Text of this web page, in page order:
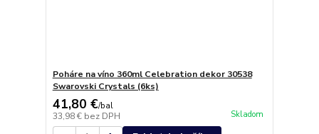
Poháre na víno 360ml Celebration dekor 30538
Swarovski Crystals (6ks)
41,80 €/bal
33,98 € bez DPH Skladom